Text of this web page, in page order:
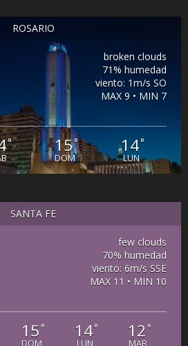
ROSARIO
broken clouds
71% humedad
viento: 1m/s SO
MAX 9 • MIN 7
° 15°
DOM
14°
LUN
SANTA FE
few clouds
70% humedad
viento: 6m/s SSE
MAX 11 • MIN 10
15 °
DOM
14°
LUN
12 °
MAR